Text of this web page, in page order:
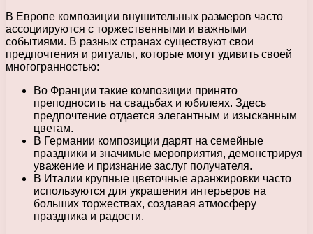
В Европе композиции внушительных размеров часто
ассоциируются с торжественными и важными
событиями. В разных странах существуют свои
предпочтения и ритуалы, которые могут удивить своей
многогранностью:
Во Франции такие композиции принято
преподносить на свадьбах и юбилеях. Здесь
предпочтение отдается элегантным и изысканным
цветам.
В Германии композиции дарят на семейные
праздники и значимые мероприятия, демонстрируя
уважение и признание заслуг получателя.
В Италии крупные цветочные аранжировки часто
используются для украшения интерьеров на
больших торжествах, создавая атмосферу
праздника и радости.